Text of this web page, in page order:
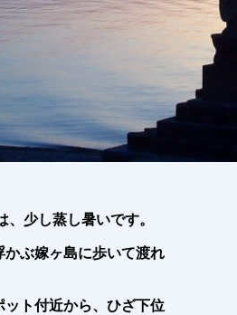
少し蒸し暑いです。
かぶ嫁ヶ島に歩いて渡れ
ト付近から、ひざ下位